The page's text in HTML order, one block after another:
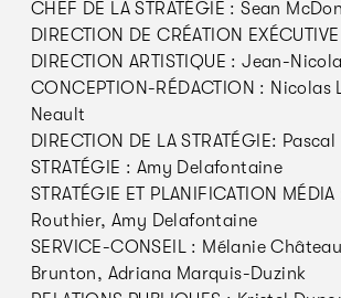
CHEF DE LA STRATÉGIE : Sean
DIRECTION DE CRÉATION
DIRECTION ARTISTIQUE : Jean-
CONCEPTION-RÉDACTION : Nicolas
Neault
DIRECTION DE LA STRATÉGIE:
STRATÉGIE : Amy Delafontaine
STRATÉGIE ET PLANIFICATION MÉDIA
Routhier, Amy Delafontaine
SERVICE-CONSEIL : Mélanie
Brunton, Adriana Marquis-Duzink